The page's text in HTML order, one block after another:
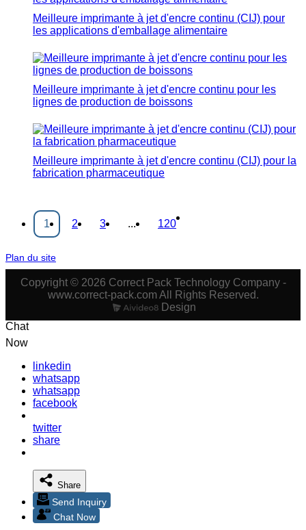
Meilleure imprimante à jet d'encre continu (CIJ) pour
les applications d'emballage alimentaire
Meilleure imprimante à jet d'encre continu pour les
lignes de production de boissons
Meilleure imprimante à jet d'encre continu (CIJ) pour la
fabrication pharmaceutique
1 2 3 ... 120
Plan du site
Copyright © 2026 Correct Pack Technology Company -
www.correct-pack.com All Rights Reserved.
Design
Chat
Now
linkedin
whatsapp
whatsapp
facebook
twitter
share
Share
Send Inquiry
Chat Now